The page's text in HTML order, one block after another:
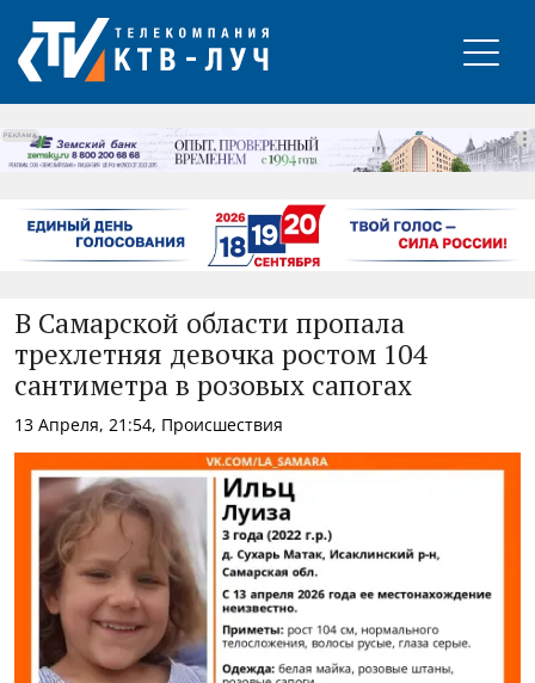
РЕКЛАМА
В Самарской области пропала
трехлетняя девочка ростом 104
сантиметра в розовых сапогах
13 Апреля, 21:54, Происшествия